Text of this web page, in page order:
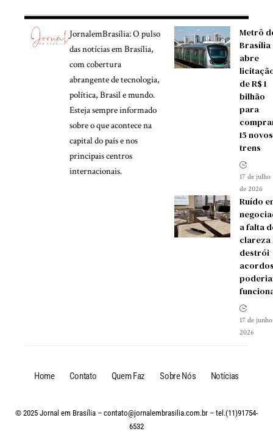
JornalemBrasília: O pulso
das notícias em Brasília,
com cobertura
abrangente de tecnologia,
política, Brasil e mundo.
Esteja sempre informado
sobre o que acontece na
capital do país e nos
principais centros
internacionais.
Metrô
Brasília
abre
de R$ 1
bilhão
para
15 novos
trens
17 de julho
de 2026
Ruído
a falta
clareza
destrói
17 de
2026
Home Contato Quem Faz Sobre Nós Notícias
© 2025 Jornal em Brasília – contato@jornalembrasilia.com.br – tel.(11)91754-
6532